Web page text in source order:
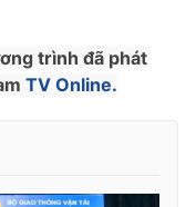
trình đã phát
TV Online.